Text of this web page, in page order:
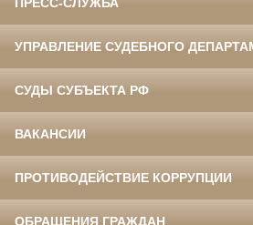
УПРАВЛЕНИЕ СУДЕБНОГО
СУДЫ СУБЪЕКТА РФ
ВАКАНСИИ
ПРОТИВОДЕЙСТВИЕ КОРРУПЦИИ
ОБРАЩЕНИЯ ГРАЖДАН